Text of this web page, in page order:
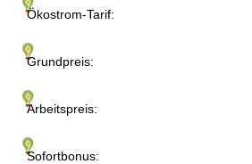
Ökostrom-Tarif:
Grundpreis:
Arbeitspreis:
Sofortbonus: